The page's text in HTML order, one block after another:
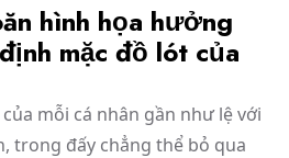
hình họa hưởng
mặc đồ lót của
mỗi cá nhân gần như lệ với
trong đấy chẳng thể bỏ qua